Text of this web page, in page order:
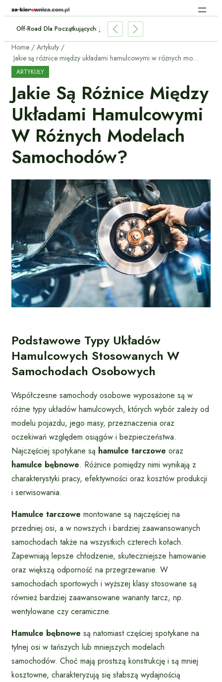
Off-Road Dla Początkujących: Jak Przygotować Auto Terenowe?
Home
Artykuły
Jakie są różnice między układami hamulcowymi w różnych modelach samochodów?
ARTYKUŁY
Jakie Są Różnice Między
Układami Hamulcowymi
W Różnych Modelach
Samochodów?
Podstawowe Typy Układów
Hamulcowych Stosowanych W
Samochodach Osobowych
Współczesne samochody osobowe wyposażone są w
różne typy układów hamulcowych, których wybór zależy od
modelu pojazdu, jego masy, przeznaczenia oraz
oczekiwań względem osiągów i bezpieczeństwa.
Najczęściej spotykane są hamulce tarczowe oraz
hamulce bębnowe. Różnice pomiędzy nimi wynikają z
charakterystyki pracy, efektywności oraz kosztów produkcji
i serwisowania.
Hamulce tarczowe montowane są najczęściej na
przedniej osi, a w nowszych i bardziej zaawansowanych
samochodach także na wszystkich czterech kołach.
Zapewniają lepsze chłodzenie, skuteczniejsze hamowanie
oraz większą odporność na przegrzewanie. W
samochodach sportowych i wyższej klasy stosowane są
również bardziej zaawansowane warianty tarcz, np.
wentylowane czy ceramiczne.
Hamulce bębnowe są natomiast częściej spotykane na
tylnej osi w tańszych lub mniejszych modelach
samochodów. Choć mają prostszą konstrukcję i są mniej
kosztowne, charakteryzują się słabszą wydajnością